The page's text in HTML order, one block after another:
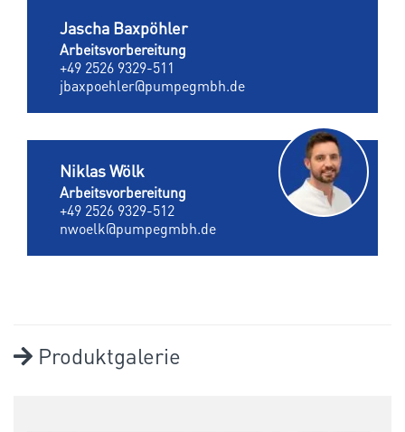
Jascha Baxpöhler
Arbeitsvorbereitung
+49 2526 9329-511
jbaxpoehler@pumpegmbh.de
Niklas Wölk
Arbeitsvorbereitung
+49 2526 9329-512
nwoelk@pumpegmbh.de
Produktgalerie